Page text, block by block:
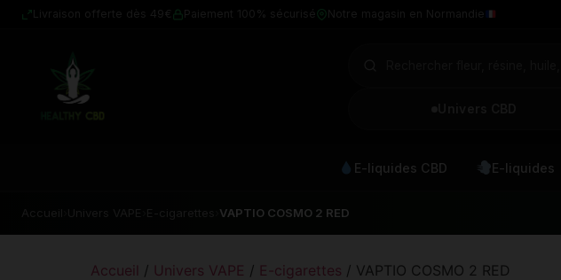
E-liquides CBD E-liquides
VAPTIO COSMO 2 RED
Accueil / Univers VAPE / E-cigarettes / VAPTIO COSMO 2 RED